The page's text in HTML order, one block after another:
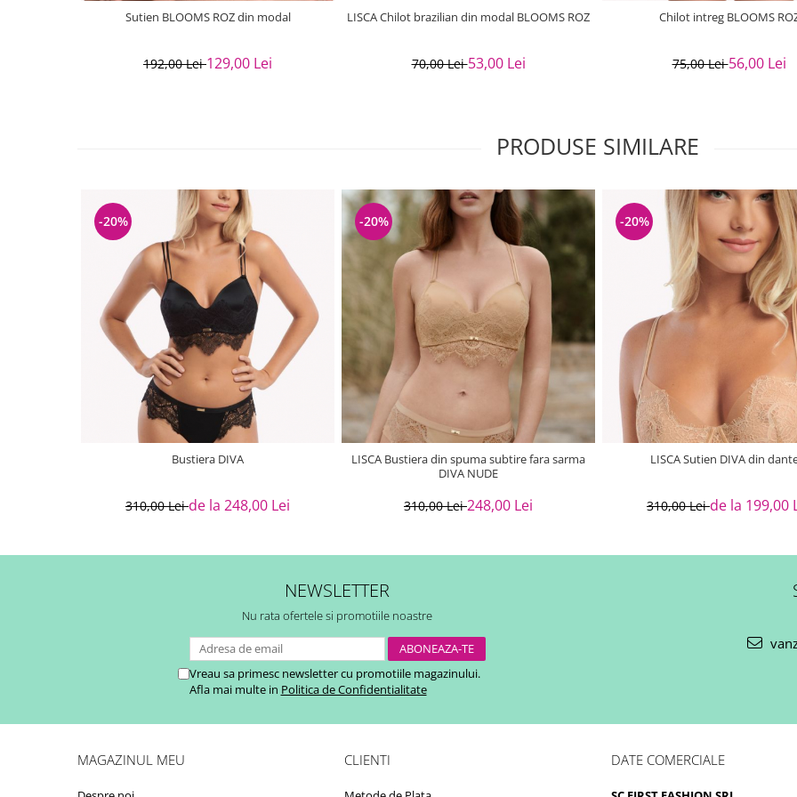
Sutien BLOOMS ROZ din modal
192,00 Lei129,00 Lei
LISCA Chilot brazilian din modal BLOOMS ROZ
70,00 Lei53,00 Lei
Chilot intreg BLOOMS
75,00 Lei56,00 Lei
PRODUSE SIMILARE
-20%
Bustiera DIVA
310,00 Leide la 248,00 Lei
-20%
LISCA Bustiera din spuma subtire fara sarma
DIVA NUDE
310,00 Lei248,00 Lei
-20%
LISCA Sutien DIVA din
310,00 Leide la 199,00
NEWSLETTER
Nu rata ofertele si promotiile noastre
Vreau sa primesc newsletter cu promotiile magazinului.
Afla mai multe in Politica de Confidentialitate
MAGAZINUL MEU CLIENTI DATE COMERCIALE